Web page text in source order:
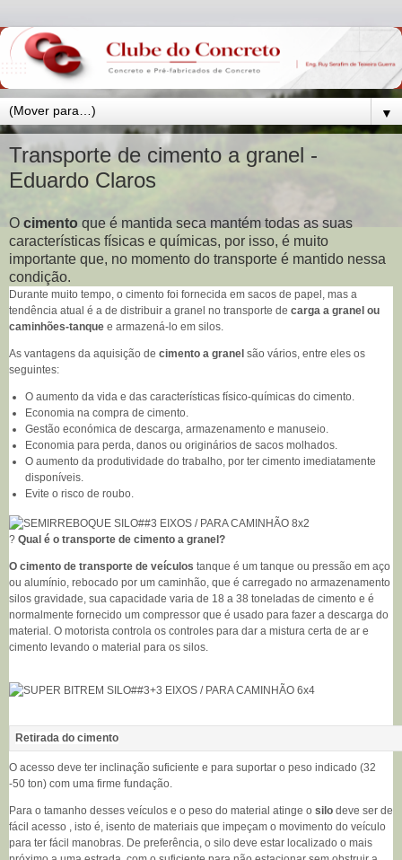
▼
Transporte de cimento a granel -
Eduardo Claros
O cimento que é mantida seca mantém todas as suas
características físicas e químicas, por isso, é muito
importante que, no momento do transporte é mantido nessa
condição.
Durante muito tempo, o cimento foi fornecida em sacos de papel, mas a
tendência atual é a de distribuir a granel no transporte de carga a granel ou
caminhões-tanque e armazená-lo em silos.
As vantagens da aquisição de cimento a granel são vários, entre eles os
seguintes:
O aumento da vida e das características físico-químicas do cimento.
Economia na compra de cimento.
Gestão económica de descarga, armazenamento e manuseio.
Economia para perda, danos ou originários de sacos molhados.
O aumento da produtividade do trabalho, por ter cimento imediatamente
disponíveis.
Evite o risco de roubo.
? Qual é o transporte de cimento a granel?
O cimento de transporte de veículos tanque é um tanque ou pressão em aço
ou alumínio, rebocado por um caminhão, que é carregado no armazenamento
silos gravidade, sua capacidade varia de 18 a 38 toneladas de cimento e é
normalmente fornecido um compressor que é usado para fazer a descarga do
material. O motorista controla os controles para dar a mistura certa de ar e
cimento levando o material para os silos.
Retirada do cimento
O acesso deve ter inclinação suficiente e para suportar o peso indicado (32
-50 ton) com uma firme fundação.
Para o tamanho desses veículos e o peso do material atinge o silo deve ser de
fácil acesso , isto é, isento de materiais que impeçam o movimento do veículo
para ter fácil manobras. De preferência, o silo deve estar localizado o mais